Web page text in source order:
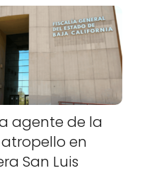
agente de la
atropello en
San Luis